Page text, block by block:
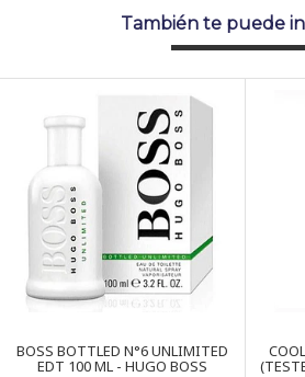
También te puede
BOSS BOTTLED N°6 UNLIMITED
EDT 100 ML - HUGO BOSS